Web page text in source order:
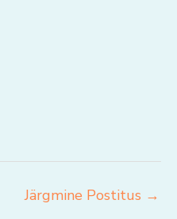
Järgmine Postitus →